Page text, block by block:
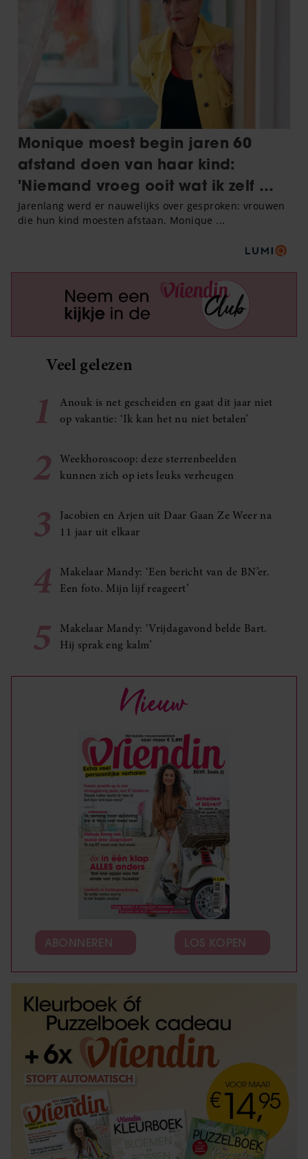
Veel gelezen
1
Anouk is net gescheiden en gaat dit jaar niet
op vakantie: ‘Ik kan het nu niet betalen’
2
Weekhoroscoop: deze sterrenbeelden
kunnen zich op iets leuks verheugen
3
Jacobien en Arjen uit Daar Gaan Ze Weer na
11 jaar uit elkaar
4
Makelaar Mandy: ‘Een bericht van de BN’er.
Een foto. Mijn lijf reageert’
5
Makelaar Mandy: ‘Vrijdagavond belde Bart.
Hij sprak eng kalm’
Nieuw
ABONNEREN LOS KOPEN